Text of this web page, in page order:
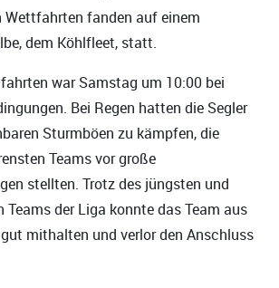
Wettfahrten fanden auf einem
dem Köhlfleet, statt.
war Samstag um 10:00 bei
Bei Regen hatten die Segler
Sturmböen zu kämpfen, die
Teams vor große
stellten. Trotz des jüngsten und
Teams der Liga konnte das Team aus
mithalten und verlor den Anschluss